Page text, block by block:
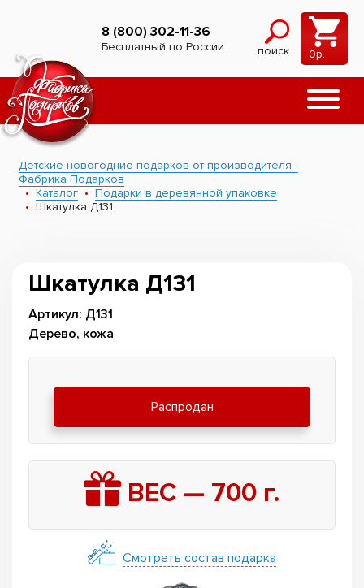
8 (800) 302-11-36
Бесплатный по России поиск 0р.
Детские новогодние подарков от производителя -
Фабрика Подарков
Каталог
Подарки в деревянной упаковке
Шкатулка Д131
Шкатулка Д131
Артикул: Д131
Дерево, кожа
Распродан
ВЕС — 700 г.
Смотреть состав подарка